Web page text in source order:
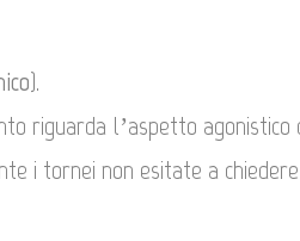
).
riguarda l’aspetto agonistico
i tornei non esitate a